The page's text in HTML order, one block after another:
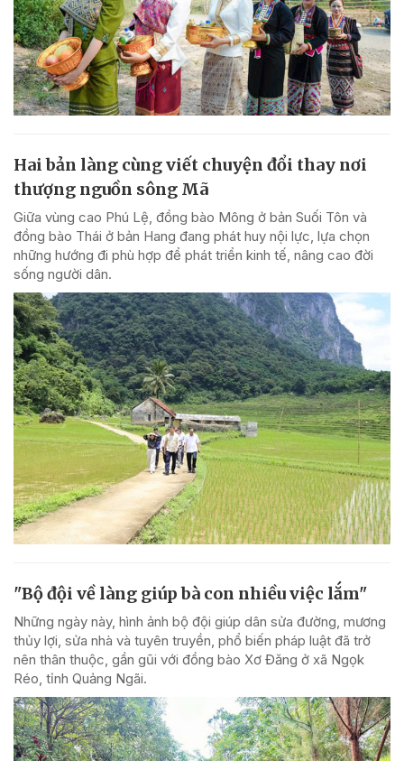
Hai bản làng cùng viết chuyện đổi thay nơi
thượng nguồn sông Mã
Giữa vùng cao Phú Lệ, đồng bào Mông ở bản Suối Tôn và
đồng bào Thái ở bản Hang đang phát huy nội lực, lựa chọn
những hướng đi phù hợp để phát triển kinh tế, nâng cao đời
sống người dân.
"Bộ đội về làng giúp bà con nhiều việc lắm"
Những ngày này, hình ảnh bộ đội giúp dân sửa đường, mương
thủy lợi, sửa nhà và tuyên truyền, phổ biến pháp luật đã trở
nên thân thuộc, gần gũi với đồng bào Xơ Đăng ở xã Ngọk
Réo, tỉnh Quảng Ngãi.